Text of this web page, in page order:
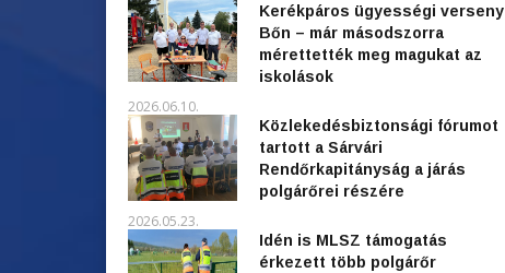
Kerékpáros ügyességi verseny
Bőn – már másodszorra
mérettették meg magukat az
iskolások
2026.06.10.
Közlekedésbiztonsági fórumot
tartott a Sárvári
Rendőrkapitányság a járás
polgárőrei részére
2026.05.23.
Idén is MLSZ támogatás
érkezett több polgárőr